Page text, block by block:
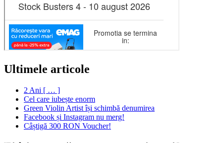
Ultimele articole
2 Ani [ … ]
Cel care iubește enorm
Green Violin Artist își schimbă denumirea
Facebook și Instagram nu merg!
Câștigă 300 RON Voucher!